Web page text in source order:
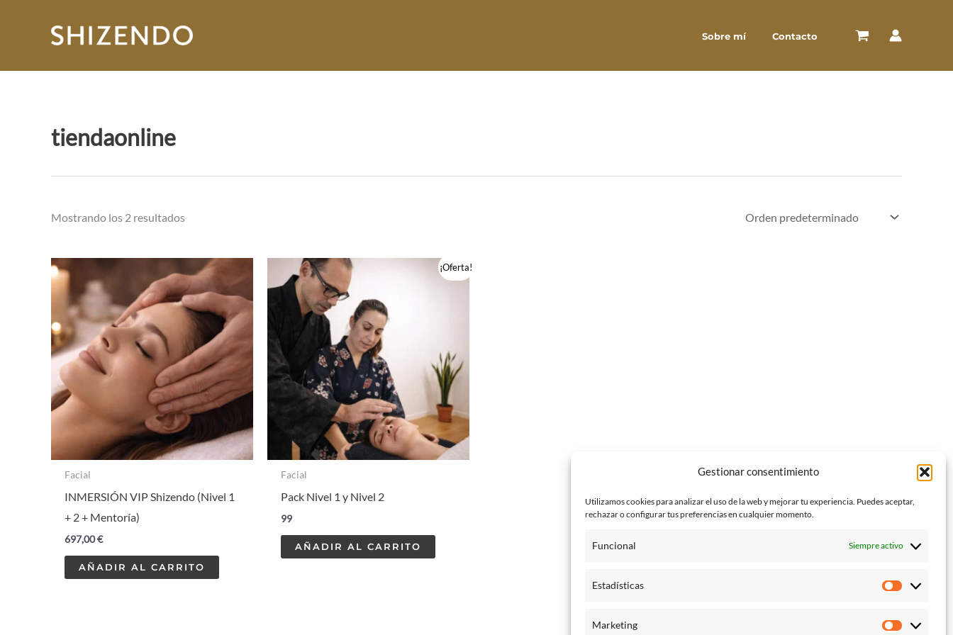
Gestionar consentimiento
Utilizamos cookies para analizar el uso de la web y mejorar tu experiencia. Puedes aceptar,
rechazar o configurar tus preferencias en cualquier momento.
Funcional Siempre activo
Estadísticas
Marketing
Sobre mí Contacto
tiendaonline
Mostrando los 2 resultados
Facial
INMERSIÓN VIP Shizendo (Nivel 1
+ 2 + Mentoría)
697,00€
AÑADIR AL CARRITO
¡Oferta!
Facial
Pack Nivel 1 y Nivel 2
99
AÑADIR AL CARRITO